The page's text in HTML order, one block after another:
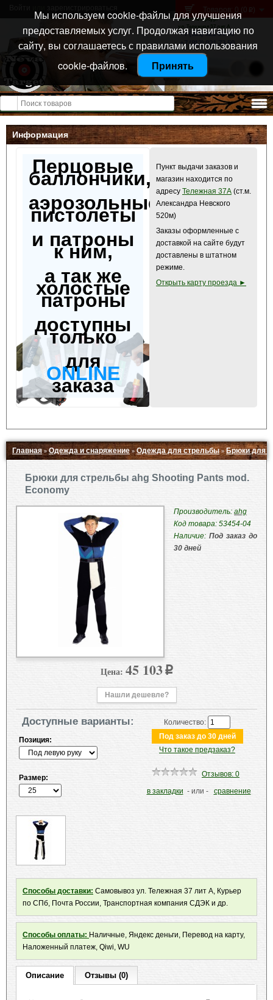
Санкт-Петербург
ул. Тележная 37 лит А
+7 (911) 021-04-08
+7 (812) 921-73-50
Товаров: 0 (0 p )
Открыть меню
Информация
Перцовые
баллончики,
аэрозольные
пистолеты
и патроны
к ним,
а так же
холостые
патроны
доступны
только
для
ONLINE
заказа
Пункт выдачи заказов и
магазин находится по
адресу Тележная 37А (ст.м.
Александра Невского
520м)
Заказы оформленные с
доставкой на сайте будут
доставлены в штатном
режиме.
Открыть карту проезда ►
Главная»Одежда и снаряжение » Одежда для стрельбы»Брюки для
Брюки для стрельбы ahg Shooting Pants mod.
Economy
Производитель: ahg
Код товара: 53454-04
Наличие: Под заказ до
30 дней
Цена: 45 103p
Нашли дешевле?
Доступные варианты:
Позиция:
Размер:
Количество:
Что такое предзаказ?
Отзывов: 0
в закладки - или - сравнение
Способы доставки: Самовывоз ул. Тележная 37 лит А, Курьер
по СПб, Почта России, Транспортная компания СДЭК и др.
Способы оплаты: Наличные, Яндекс деньги, Перевод на карту,
Наложенный платеж, Qiwi, WU
Описание Отзывы (0)
Мы используем cookie-файлы для улучшения
предоставляемых услуг. Продолжая навигацию по
сайту, вы соглашаетесь с правилами использования
cookie-файлов.
Принять